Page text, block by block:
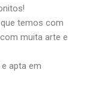
temos com
muita arte e
apta em